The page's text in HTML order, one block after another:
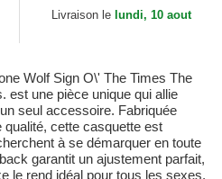
Bros.Livraison le lundi, 10 aout
Wolf Sign O\' The Times The
est une pièce unique qui allie
seul accessoire. Fabriquée
cette casquette est
à se démarquer en toute
garantit un ajustement parfait,
le rend idéal pour tous les sexes.